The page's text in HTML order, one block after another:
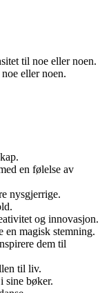
til noe eller noen.
eller noen.
en følelse av
nysgjerrige.
og innovasjon.
en magisk stemning.
dem til
til liv.
sine bøker.